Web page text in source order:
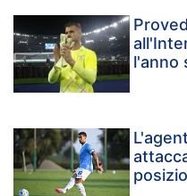
l'anno